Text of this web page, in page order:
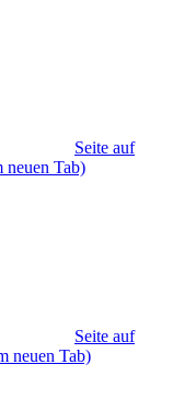
Seite auf
neuen Tab)
Seite auf
neuen Tab)